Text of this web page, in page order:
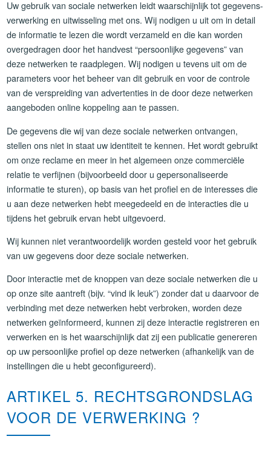
Uw gebruik van sociale netwerken leidt waarschijnlijk tot gegevens-
verwerking en uitwisseling met ons. Wij nodigen u uit om in detail
de informatie te lezen die wordt verzameld en die kan worden
overgedragen door het handvest “persoonlijke gegevens” van
deze netwerken te raadplegen. Wij nodigen u tevens uit om de
parameters voor het beheer van dit gebruik en voor de controle
van de verspreiding van advertenties in de door deze netwerken
aangeboden online koppeling aan te passen.
De gegevens die wij van deze sociale netwerken ontvangen,
stellen ons niet in staat uw identiteit te kennen. Het wordt gebruikt
om onze reclame en meer in het algemeen onze commerciële
relatie te verfijnen (bijvoorbeeld door u gepersonaliseerde
informatie te sturen), op basis van het profiel en de interesses die
u aan deze netwerken hebt meegedeeld en de interacties die u
tijdens het gebruik ervan hebt uitgevoerd.
Wij kunnen niet verantwoordelijk worden gesteld voor het gebruik
van uw gegevens door deze sociale netwerken.
Door interactie met de knoppen van deze sociale netwerken die u
op onze site aantreft (bijv. “vind ik leuk”) zonder dat u daarvoor de
verbinding met deze netwerken hebt verbroken, worden deze
netwerken geïnformeerd, kunnen zij deze interactie registreren en
verwerken en is het waarschijnlijk dat zij een publicatie genereren
op uw persoonlijke profiel op deze netwerken (afhankelijk van de
instellingen die u hebt geconfigureerd).
ARTIKEL 5. RECHTSGRONDSLAG
VOOR DE VERWERKING ?